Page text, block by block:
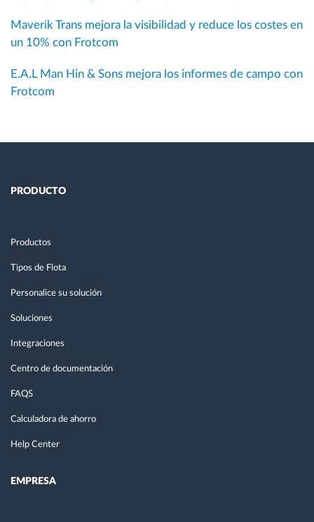
Maverik Trans mejora la visibilidad y reduce los costes en
un 10% con Frotcom
E.A.L Man Hin & Sons mejora los informes de campo con
Frotcom
PRODUCTO
Productos
Tipos de Flota
Personalice su solución
Soluciones
Integraciones
Centro de documentación
FAQS
Calculadora de ahorro
Help Center
EMPRESA